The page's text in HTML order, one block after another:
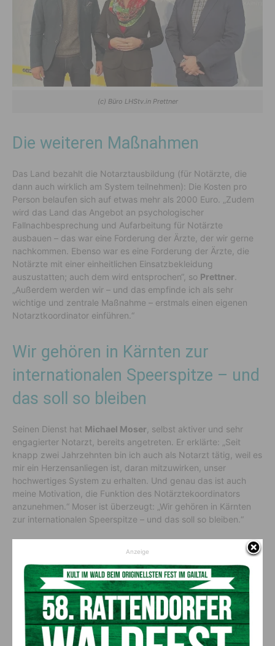
(c) Büro LHStv.in Prettner
Die weiteren Maßnahmen
Das Land bezahlt die Notarztausbildung (für Notärzte, die
dann auch wirklich am System teilnehmen): Die Kosten pro
Person belaufen sich auf etwas mehr als 2000 Euro. „Zudem
wird das Land das Angebot an psychologischer
Fallnachbesprechung und Aufarbeitung für Notärzte
ausbauen – das war eine Forderung der Ärzte, der wir gerne
nachkommen. Ebenso war es eine Forderung der Ärzte, die
Notärzte mit einer einheitlichen Einsatzbekleidung
auszustatten; auch dem wird entsprochen“, so Prettner
„Außerdem werden wir – und das empfinde ich als sehr
wichtige und zentrale Maßnahme – erstmals einen eigenen
Notarztkoordinator einführen.“
Wir gehören in Kärnten zur
internationalen Speerspitze – und
das soll so bleiben
Seinen Dienst hat Michael Moser , selbst aktiver und sehr
engagierter Notarzt, bereits angetreten. Er erklärte: „Seit
knapp zwei Jahrzehnten bin ich auch als Notarzt tätig, weil es
mir ein Herzensanliegen ist, daran mitzuwirken, unser
hochwertiges System zu erhalten. Und genau das ist auch
meine Motivation, die Funktion des Notärztekoordinators
anzunehmen.“ Moser ist überzeugt: „Wir gehören in Kärnten
zur internationalen Speerspitze – und das soll so bleiben.“
Sprengelverantwortlichen zu koordinieren und etwaige
Lücken zu schließen – sowie Synergien zu nutzen. „Es geht
auch darum, Freelancer aus anderen Bundesländern zu
lukrieren und sie an Kärnten zu binden. Wichtig ist es, sich
den Herausforderungen, die sich vor Ort auftun, anzunehmen
und das System immer weiterzuentwickeln.“
Anzeige